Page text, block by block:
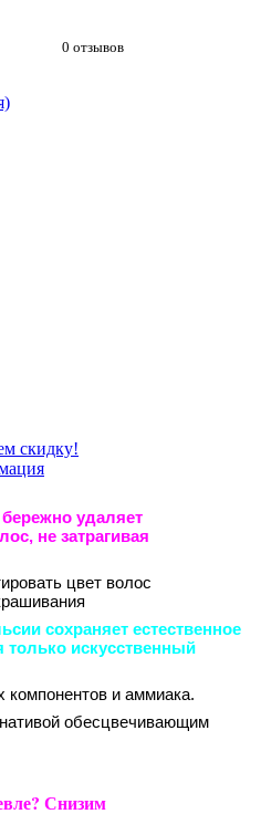
0 отзывов
скидку!
удаляет
не затрагивая
цвет волос
сохраняет естественное
только искусственный
и аммиака.
обесцвечивающим
Снизим